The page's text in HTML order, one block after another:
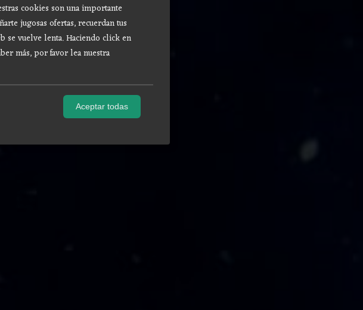
cookies son una importante
jugosas ofertas, recuerdan tus
se vuelve lenta. Haciendo click en
más, por favor lea nuestra
Aceptar todas